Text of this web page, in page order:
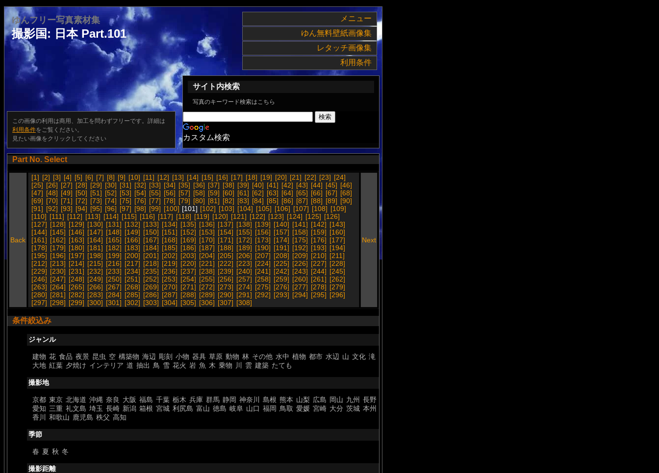
メニュー
ゆん無料壁紙画像集
レタッチ画像集
利用条件
ゆんフリー写真素材集
撮影国: 日本 Part.101
この画像の利用は商用、加工を問わずフリーです。詳細は
利用条件をご覧ください。
見たい画像をクリックしてください
サイト内検索
写真のキーワード検索はこちら
カスタム検索
Part No. Select
Back
[1] [2] [3] [4] [5] [6] [7] [8] [9] [10] [11] [12] [13] [14] [15] [16] [17] [18] [19] [20] [21] [22] [23] [24]
[25] [26] [27] [28] [29] [30] [31] [32] [33] [34] [35] [36] [37] [38] [39] [40] [41] [42] [43] [44] [45] [46]
[47] [48] [49] [50] [51] [52] [53] [54] [55] [56] [57] [58] [59] [60] [61] [62] [63] [64] [65] [66] [67] [68]
[69] [70] [71] [72] [73] [74] [75] [76] [77] [78] [79] [80] [81] [82] [83] [84] [85] [86] [87] [88] [89] [90]
[91] [92] [93] [94] [95] [96] [97] [98] [99] [100] [101] [102] [103] [104] [105] [106] [107] [108] [109]
[110] [111] [112] [113] [114] [115] [116] [117] [118] [119] [120] [121] [122] [123] [124] [125] [126]
[127] [128] [129] [130] [131] [132] [133] [134] [135] [136] [137] [138] [139] [140] [141] [142] [143]
[144] [145] [146] [147] [148] [149] [150] [151] [152] [153] [154] [155] [156] [157] [158] [159] [160]
[161] [162] [163] [164] [165] [166] [167] [168] [169] [170] [171] [172] [173] [174] [175] [176] [177]
[178] [179] [180] [181] [182] [183] [184] [185] [186] [187] [188] [189] [190] [191] [192] [193] [194]
[195] [196] [197] [198] [199] [200] [201] [202] [203] [204] [205] [206] [207] [208] [209] [210] [211]
[212] [213] [214] [215] [216] [217] [218] [219] [220] [221] [222] [223] [224] [225] [226] [227] [228]
[229] [230] [231] [232] [233] [234] [235] [236] [237] [238] [239] [240] [241] [242] [243] [244] [245]
[246] [247] [248] [249] [250] [251] [252] [253] [254] [255] [256] [257] [258] [259] [260] [261] [262]
[263] [264] [265] [266] [267] [268] [269] [270] [271] [272] [273] [274] [275] [276] [277] [278] [279]
[280] [281] [282] [283] [284] [285] [286] [287] [288] [289] [290] [291] [292] [293] [294] [295] [296]
[297] [298] [299] [300] [301] [302] [303] [304] [305] [306] [307] [308]
Next
条件絞込み
ジャンル
建物 花 食品 夜景 昆虫 空 構築物 海辺 彫刻 小物 器具 草原 動物 林 その他 水中 植物 都市 水辺 山 文化 滝
大地 紅葉 夕焼け インテリア 道 抽出 鳥 雪 花火 岩 魚 木 乗物 川 雲 建築 たても
撮影地
京都 東京 北海道 沖縄 奈良 大阪 福島 千葉 栃木 兵庫 群馬 静岡 神奈川 島根 熊本 山梨 広島 岡山 九州 長野
愛知 三重 礼文島 埼玉 長崎 新潟 箱根 宮城 利尻島 富山 徳島 岐阜 山口 福岡 鳥取 愛媛 宮崎 大分 茨城 本州
香川
和歌山 鹿児島 秩父 高知
季節
春 夏 秋 冬
撮影距離